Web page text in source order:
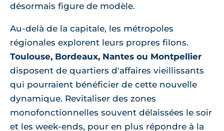
désormais figure de modèle.
Au-delà de la capitale, les métropoles
régionales explorent leurs propres filons.
Toulouse, Bordeaux, Nantes ou Montpellier
disposent de quartiers d'affaires vieillissants
qui pourraient bénéficier de cette nouvelle
dynamique. Revitaliser des zones
monofonctionnelles souvent délaissées le soir
et les week-ends, pour en plus répondre à la